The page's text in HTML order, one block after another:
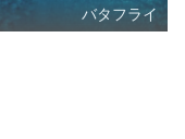
バタフライ